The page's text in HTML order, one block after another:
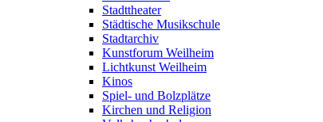
Stadttheater
Städtische Musikschule
Stadtarchiv
Kunstforum Weilheim
Lichtkunst Weilheim
Kinos
Spiel- und Bolzplätze
Kirchen und Religion